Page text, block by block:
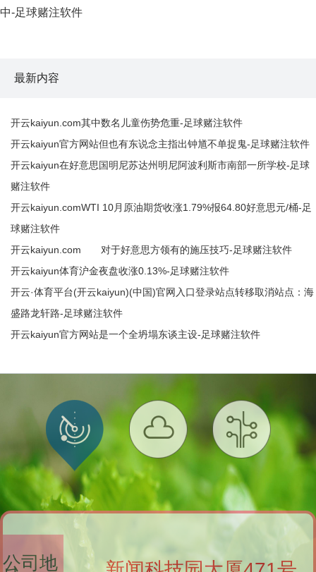
中-足球赌注软件
最新内容
开云kaiyun.com其中数名儿童伤势危重-足球赌注软件
开云kaiyun官方网站但也有东说念主指出钟馗不单捉鬼-足球赌注软件
开云kaiyun在好意思国明尼苏达州明尼阿波利斯市南部一所学校-足球
赌注软件
开云kaiyun.comWTI 10月原油期货收涨1.79%报64.80好意思元/桶-足
球赌注软件
开云kaiyun.com 对于好意思方领有的施压技巧-足球赌注软件
开云kaiyun体育沪金夜盘收涨0.13%-足球赌注软件
开云·体育平台(开云kaiyun)(中国)官网入口登录站点转移取消站点：海
盛路龙轩路-足球赌注软件
开云kaiyun官方网站是一个全坍塌东谈主设-足球赌注软件
公司地